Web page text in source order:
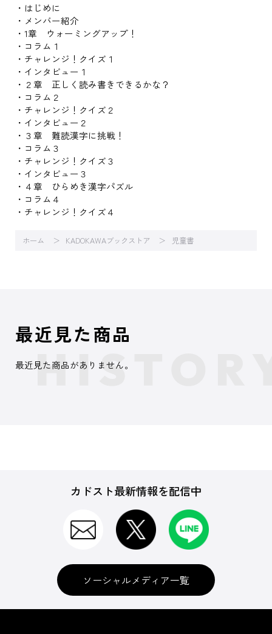
・はじめに
・メンバー紹介
・1章 ウォーミングアップ！
・コラム１
・チャレンジ！クイズ１
・インタビュー１
・２章 正しく読み書きできるかな？
・コラム２
・チャレンジ！クイズ２
・インタビュー２
・３章 難読漢字に挑戦！
・コラム３
・チャレンジ！クイズ３
・インタビュー３
・４章 ひらめき漢字パズル
・コラム４
・チャレンジ！クイズ４
ホーム KADOKAWAブックストア 児童書
最近見た商品
最近見た商品がありません。
カドスト最新情報を配信中
ソーシャルメディア一覧